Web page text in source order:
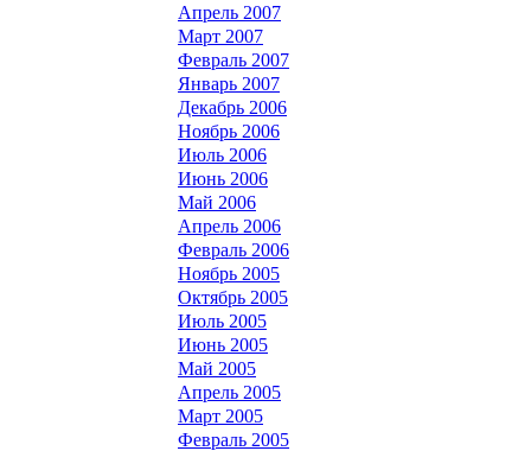
Апрель 2007
Март 2007
Февраль 2007
Январь 2007
Декабрь 2006
Ноябрь 2006
Июль 2006
Июнь 2006
Май 2006
Апрель 2006
Февраль 2006
Ноябрь 2005
Октябрь 2005
Июль 2005
Июнь 2005
Май 2005
Апрель 2005
Март 2005
Февраль 2005